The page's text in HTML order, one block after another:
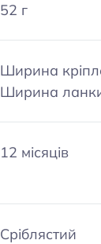
52 г
Ширина
Ширина
12 місяців
Сріблястий